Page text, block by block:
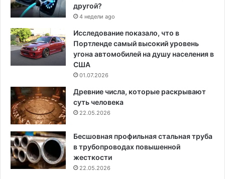
другой?
4 недели ago
Исследование показало, что в
Портленде самый высокий уровень
угона автомобилей на душу населения в
США
01.07.2026
Древние числа, которые раскрывают
суть человека
22.05.2026
Бесшовная профильная стальная труба
в трубопроводах повышенной
жесткости
22.05.2026